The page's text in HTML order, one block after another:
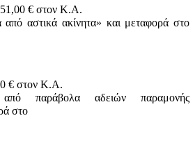
€ στον Κ.Α.
αστικά ακίνητα» και μεταφορά στο
€ στον Κ.Α.
παράβολα αδειών παραμονής
στο